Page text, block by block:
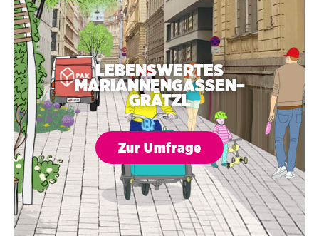
LEBENSWERTES
MARIANNENGASSEN–
GRÄTZL
Zur Umfrage